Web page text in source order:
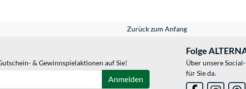
Zurück zum Anfang
& Gewinnspielaktionen auf Sie!
Anmelden
Folge
Über unsere
für Sie da.